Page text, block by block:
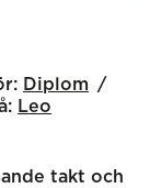
Diplom
Leo
takt och